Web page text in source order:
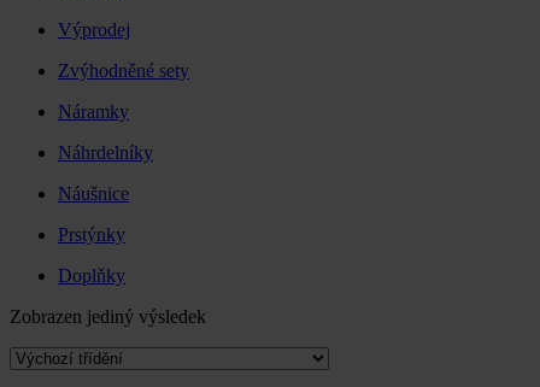
Výprodej
Zvýhodněné sety
Náramky
Náhrdelníky
Náušnice
Prstýnky
Doplňky
Zobrazen jediný výsledek